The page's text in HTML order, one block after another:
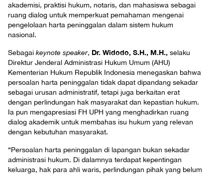
akademisi, praktisi hukum, notaris, dan mahasiswa sebagai
ruang dialog untuk memperkuat pemahaman mengenai
pengelolaan harta peninggalan dalam sistem hukum
nasional.
Sebagai keynote speaker, Dr. Widodo, S.H., M.H., selaku
Direktur Jenderal Administrasi Hukum Umum (AHU)
Kementerian Hukum Republik Indonesia menegaskan bahwa
persoalan harta peninggalan tidak dapat dipandang sekadar
sebagai urusan administratif, tetapi juga berkaitan erat
dengan perlindungan hak masyarakat dan kepastian hukum.
Ia pun mengapresiasi FH UPH yang menghadirkan ruang
dialog akademik untuk membahas isu hukum yang relevan
dengan kebutuhan masyarakat.
“Persoalan harta peninggalan di lapangan bukan sekadar
administrasi hukum. Di dalamnya terdapat kepentingan
keluarga, hak para ahli waris, perlindungan pihak yang belum